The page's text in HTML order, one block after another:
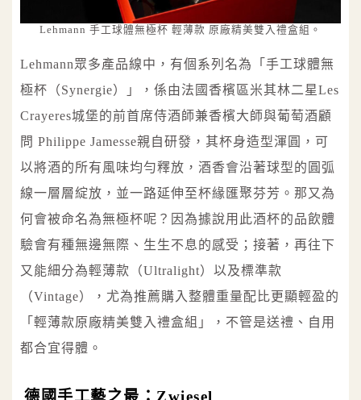
Lehmann 手工球體無極杯 輕薄款 原廠精美雙入禮盒組。
Lehmann眾多產品線中，有個系列名為「手工球體無
極杯（Synergie）」，係由法國香檳區米其林二星Les
Crayeres城堡的前首席侍酒師兼香檳大師與葡萄酒顧
問 Philippe Jamesse親自研發，其杯身造型渾圓，可
以將酒的所有風味均勻釋放，酒香會沿著球型的圓弧
線一層層綻放，並一路延伸至杯緣匯聚芬芳。那又為
何會被命名為無極杯呢？因為據說用此酒杯的品飲體
驗會有種無邊無際、生生不息的感受；接著，再往下
又能細分為輕薄款（Ultralight）以及標準款
（Vintage），尤為推薦購入整體重量配比更顯輕盈的
「輕薄款原廠精美雙入禮盒組」，不管是送禮、自用
都合宜得體。
德國手工藝之最：Zwiesel